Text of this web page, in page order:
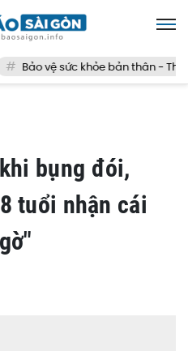
Bảo vệ sức khỏe bản thân - Thế
bụng đói,
tuổi nhận cái